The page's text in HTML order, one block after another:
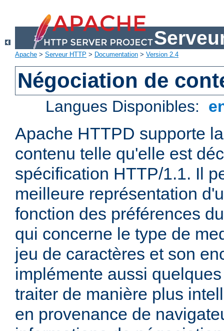
Apache > Serveur HTTP > Documentation > Version 2.4
Négociation de
Langues Disponibles:
Apache HTTPD supporte
contenu telle qu'elle est
spécification HTTP/1.1. Il
meilleure représentation
fonction des préférences
qui concerne le type de
jeu de caractères et son
implémente aussi
traiter de manière plus
en provenance de